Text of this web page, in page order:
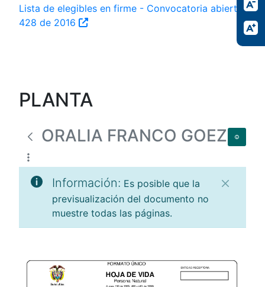
Lista de elegibles en firme - Convocatoria abierta
428 de 2016
PLANTA
ORALIA FRANCO GOEZ
Información: Es posible que la
previsualización del documento no
muestre todas las páginas.